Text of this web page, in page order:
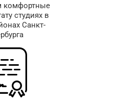
комфортные
студиях в
Санкт-